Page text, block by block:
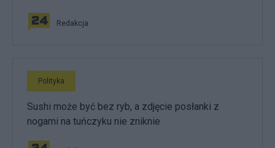
Redakcja
Polityka
Sushi może być bez ryb, a zdjęcie posłanki z
nogami na tuńczyku nie zniknie